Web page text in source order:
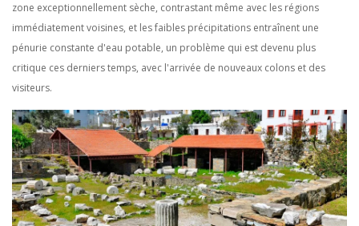
zone exceptionnellement sèche, contrastant même avec les régions
immédiatement voisines, et les faibles précipitations entraînent une
pénurie constante d'eau potable, un problème qui est devenu plus
critique ces derniers temps, avec l'arrivée de nouveaux colons et des
visiteurs.